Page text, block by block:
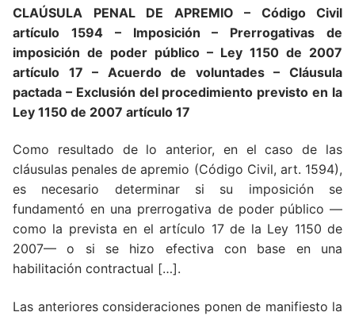
CLAÚSULA PENAL DE APREMIO – Código Civil
artículo 1594 – Imposición – Prerrogativas de
imposición de poder público – Ley 1150 de 2007
artículo 17 – Acuerdo de voluntades – Cláusula
pactada – Exclusión del procedimiento previsto en la
Ley 1150 de 2007 artículo 17
Como resultado de lo anterior, en el caso de las
cláusulas penales de apremio (Código Civil, art. 1594),
es necesario determinar si su imposición se
fundamentó en una prerrogativa de poder público —
como la prevista en el artículo 17 de la Ley 1150 de
2007— o si se hizo efectiva con base en una
habilitación contractual […].
Las anteriores consideraciones ponen de manifiesto la